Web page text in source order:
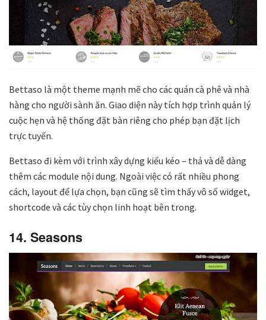
Bettaso là một theme mạnh mẽ cho các quán cà phê và nhà
hàng cho người sành ăn. Giao diện này tích hợp trình quản lý
cuộc hẹn và hệ thống đặt bàn riêng cho phép bạn đặt lịch
trực tuyến.
Bettaso đi kèm với trình xây dựng kiểu kéo – thả và dễ dàng
thêm các module nội dung. Ngoài việc có rất nhiều phong
cách, layout để lựa chọn, bạn cũng sẽ tìm thấy vô số widget,
shortcode và các tùy chọn linh hoạt bên trong.
14. Seasons